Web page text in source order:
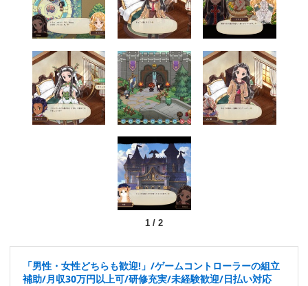
1/ 2
「男性・女性どちらも歓迎!」/ゲームコントローラーの組立
補助/月収30万円以上可/研修充実/未経験歓迎/日払い対応